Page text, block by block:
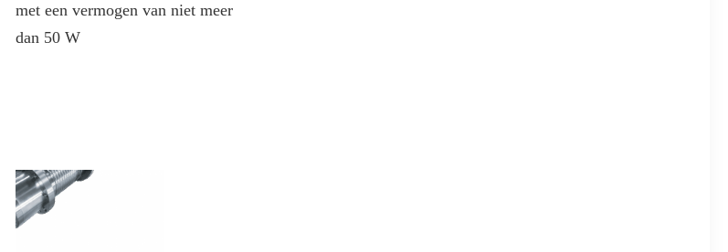
met een vermogen van niet meer
dan 50 W